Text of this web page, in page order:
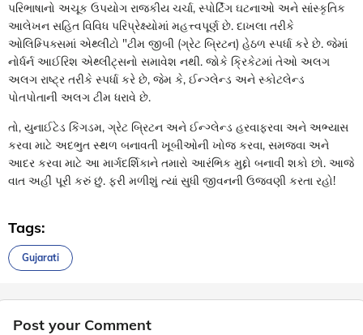
પરિભાષાનો અચૂક ઉપયોગ રાજકીય ચર્ચા, સ્પોર્ટિંગ ઘટનાઓ અને સાંસ્કૃતિક
આલેખન સહિત વિવિધ પરિપ્રેક્ષ્યોમાં મહત્ત્વપૂર્ણ છે. દાખલા તરીકે
ઓલિમ્પિક્સમાં એથ્લીટો "ટીમ જીબી (ગ્રેટ બ્રિટન) હેઠળ સ્પર્ધા કરે છે. જેમાં
નોર્ધર્ન આઈરિશ એથ્લીટ્સનો સમાવેશ નથી. જોકે ક્રિકેટમાં તેઓ અલગ
અલગ રાષ્ટ્ર તરીકે સ્પર્ધા કરે છે, જેમ કે, ઈન્ગ્લેન્ડ અને સ્કોટલેન્ડ
પોતપોતાની અલગ ટીમ ધરાવે છે.
તો, યુનાઈટેડ કિંગડમ, ગ્રેટ બ્રિટન અને ઈન્ગ્લેન્ડ હરવાફરવા અને અભ્યાસ
કરવા માટે અદભુત સ્થળ બનાવતી ખૂબીઓની ખોજ કરવા, સમજવા અને
આદર કરવા માટે આ માર્ગદર્શિકાને તમારો આરંભિક મુદ્દો બનાવી શકો છો. આજે
વાત અહીં પૂરી કરું છું. ફરી મળીશું ત્યાં સુધી જીવનની ઉજવણી કરતા રહો!
Tags:
Gujarati
Post your Comment